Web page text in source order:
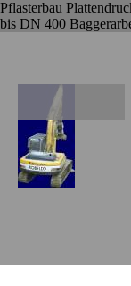
Pflasterbau
bis DN 400